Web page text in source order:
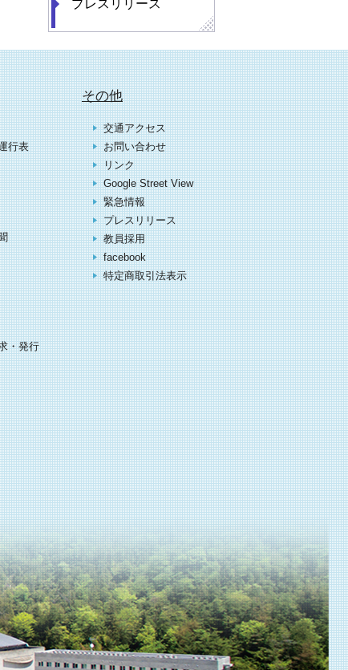
プレスリリース
行表
・発行
その他
交通アクセス
お問い合わせ
リンク
Google Street View
緊急情報
プレスリリース
教員採用
facebook
特定商取引法表示